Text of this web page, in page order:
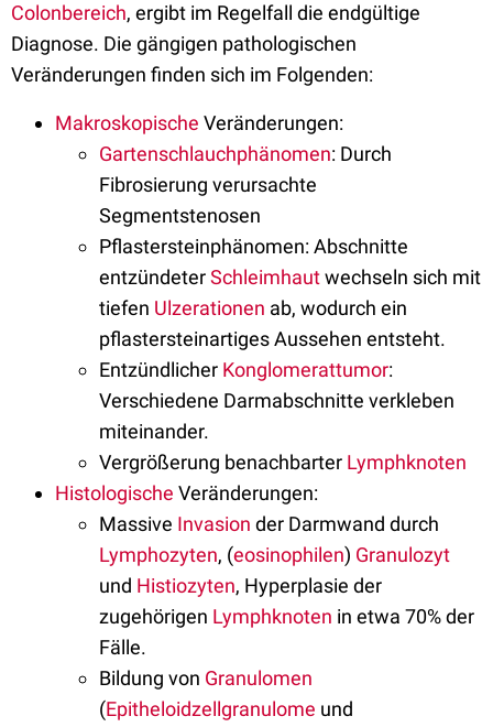
Colonbereich, ergibt im Regelfall die endgültige
Diagnose. Die gängigen pathologischen
Veränderungen finden sich im Folgenden:
Makroskopische Veränderungen:
Gartenschlauchphänomen: Durch
Fibrosierung verursachte
Segmentstenosen
Pflastersteinphänomen: Abschnitte
entzündeterSchleimhautwechseln sich mit
tiefen Ulzerationen ab, wodurch ein
pflastersteinartiges Aussehen entsteht.
Entzündlicher Konglomerattumor:
Verschiedene Darmabschnitte verkleben
miteinander.
Vergrößerung benachbarter Lymphknoten
Histologische Veränderungen:
Massive Invasion der Darmwand durch
Lymphozyten, (eosinophilen) Granulozyt
und Histiozyten, Hyperplasie der
zugehörigen Lymphknoten in etwa 70% der
Fälle.
Bildung von Granulomen
(Epitheloidzellgranulome und